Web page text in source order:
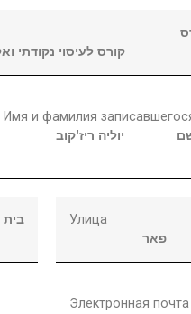
קורס לעיסוי נקודתי
Имя и фамилия
יוליה ריז'קוב
בית
Улица
פאר
Электронная почта